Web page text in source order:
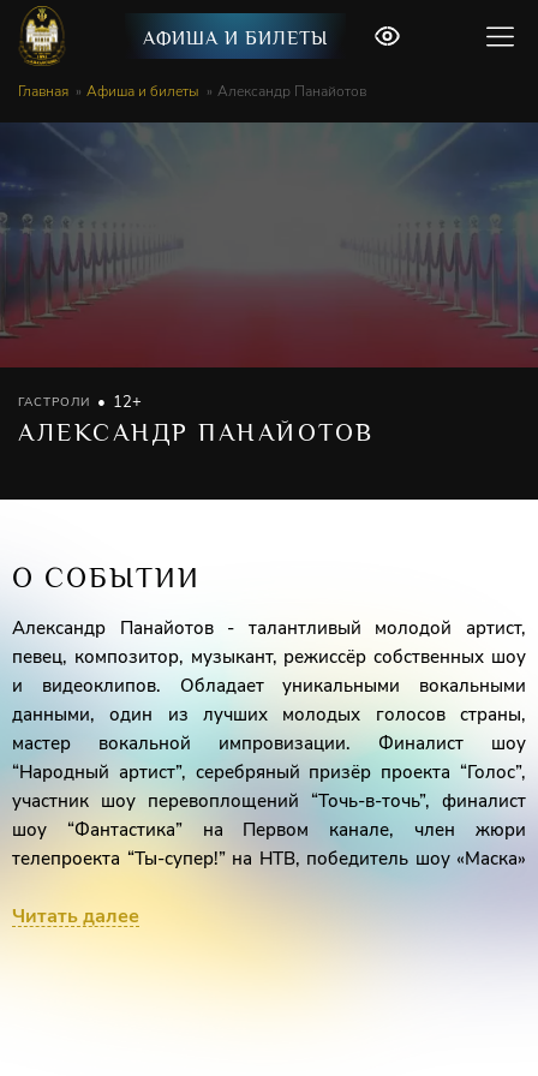
АФИША И БИЛЕТЫ
Главная Афиша и билеты Александр Панайотов
ГАСТРОЛИ 12+
АЛЕКСАНДР ПАНАЙОТОВ
О СОБЫТИИ
Александр Панайотов - талантливый молодой артист,
певец, композитор, музыкант, режиссёр собственных шоу
и видеоклипов. Обладает уникальными вокальными
данными, один из лучших молодых голосов страны,
мастер вокальной импровизации. Финалист шоу
“Народный артист”, серебряный призёр проекта “Голос”,
участник шоу перевоплощений “Точь-в-точь”, финалист
шоу “Фантастика” на Первом канале, член жюри
телепроекта “Ты-супер!” на НТВ, победитель шоу «Маска»
Читать далее